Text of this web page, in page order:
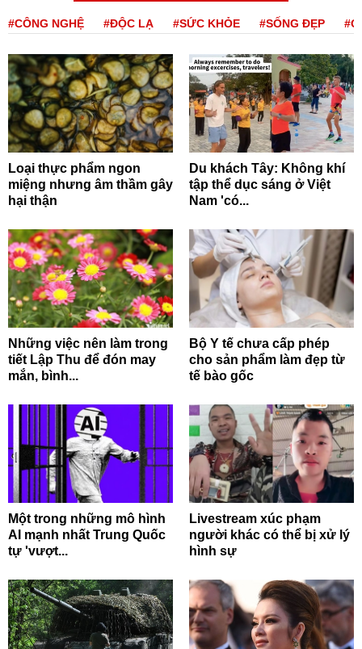
#CÔNG NGHỆ #ĐỘC LẠ #SỨC KHỎE #SỐNG ĐẸP
Loại thực phẩm ngon
miệng nhưng âm thầm gây
hại thận
Du khách Tây: Không khí
tập thể dục sáng ở Việt
Nam 'có...
Những việc nên làm trong
tiết Lập Thu để đón may
mắn, bình...
Bộ Y tế chưa cấp phép
cho sản phẩm làm đẹp từ
tế bào gốc
Một trong những mô hình
AI mạnh nhất Trung Quốc
tự 'vượt...
Livestream xúc phạm
người khác có thể bị xử lý
hình sự